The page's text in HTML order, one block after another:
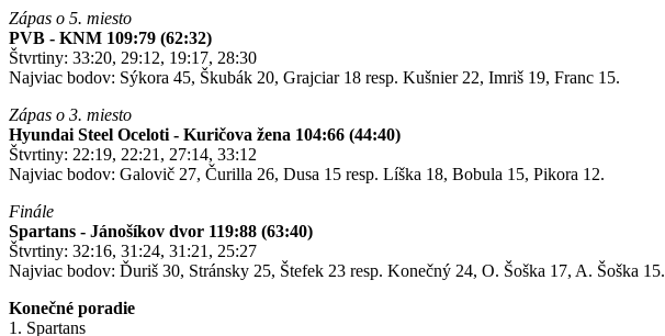
Zápas o 5. miesto
PVB - KNM 109:79 (62:32)
Štvrtiny: 33:20, 29:12, 19:17, 28:30
Najviac bodov: Sýkora 45, Škubák 20, Grajciar 18 resp. Kušnier 22, Imriš 19, Franc 15.
Zápas o 3. miesto
Hyundai Steel Oceloti - Kuričova žena 104:66 (44:40)
Štvrtiny: 22:19, 22:21, 27:14, 33:12
Najviac bodov: Galovič 27, Čurilla 26, Dusa 15 resp. Líška 18, Bobula 15, Pikora 12.
Finále
Spartans - Jánošíkov dvor 119:88 (63:40)
Štvrtiny: 32:16, 31:24, 31:21, 25:27
Najviac bodov: Ďuriš 30, Stránsky 25, Štefek 23 resp. Konečný 24, O. Šoška 17, A. Šoška 15.
Konečné poradie
1. Spartans